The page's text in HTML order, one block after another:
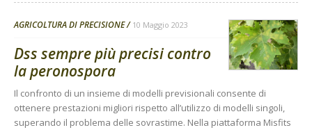
AGRICOLTURA DI PRECISIONE 10 Maggio 2023
Dss sempre più precisi contro
la peronospora
Il confronto di un insieme di modelli previsionali consente di
ottenere prestazioni migliori rispetto all’utilizzo di modelli singoli,
superando il problema delle sovrastime. Nella piattaforma Misfits